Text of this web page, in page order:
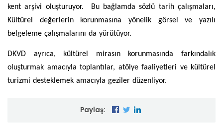
kent arşivi oluşturuyor. Bu bağlamda sözlü tarih çalışmaları,
Kültürel değerlerin korunmasına yönelik görsel ve yazılı
belgeleme çalışmalarını da yürütüyor.
DKVD ayrıca, kültürel mirasın korunmasında farkındalık
oluşturmak amacıyla toplantılar, atölye faaliyetleri ve kültürel
turizmi desteklemek amacıyla geziler düzenliyor.
Paylaş: